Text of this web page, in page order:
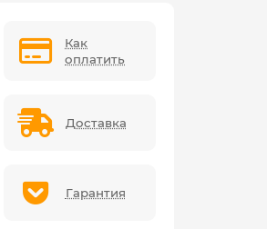
Как
оплатить
Доставка
Гарантия